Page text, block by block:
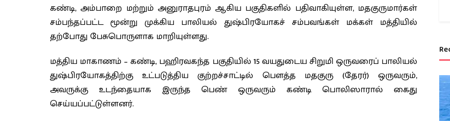
கண்டி, அம்பாறை மற்றும் அனுராதபுரம் ஆகிய பகுதிகளில் பதிவாகியுள்ள, மதகுருமார்கள்
சம்பந்தப்பட்ட மூன்று முக்கிய பாலியல் துஷ்பிரயோகச் சம்பவங்கள் மக்கள் மத்தியில்
தற்போது பேசுபொருளாக மாறியுள்ளது.
மத்திய மாகாணம் – கண்டி, பஹிரவகந்த பகுதியில் 15 வயதுடைய சிறுமி ஒருவரைப் பாலியல்
துஷ்பிரயோகத்திற்கு உட்படுத்திய குற்றச்சாட்டில் பௌத்த மதகுரு (தேரர்) ஒருவரும்,
அவருக்கு உடந்தையாக இருந்த பெண் ஒருவரும் கண்டி பொலிஸாரால் கைது
செய்யப்பட்டுள்ளனர்.